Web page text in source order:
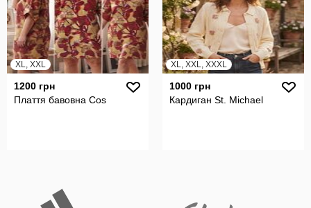
XL, XXL
1200 грн
Плаття бавовна Cos
XL, XXL, XXXL
1000 грн
Кардиган St. Michael